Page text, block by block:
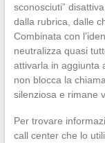
sconosciuti”
dalla rubrica, dalle
Combinata con
neutralizza quasi
attivarla in aggiunta
non blocca la
silenziosa e rimane
Per trovare
call center che lo